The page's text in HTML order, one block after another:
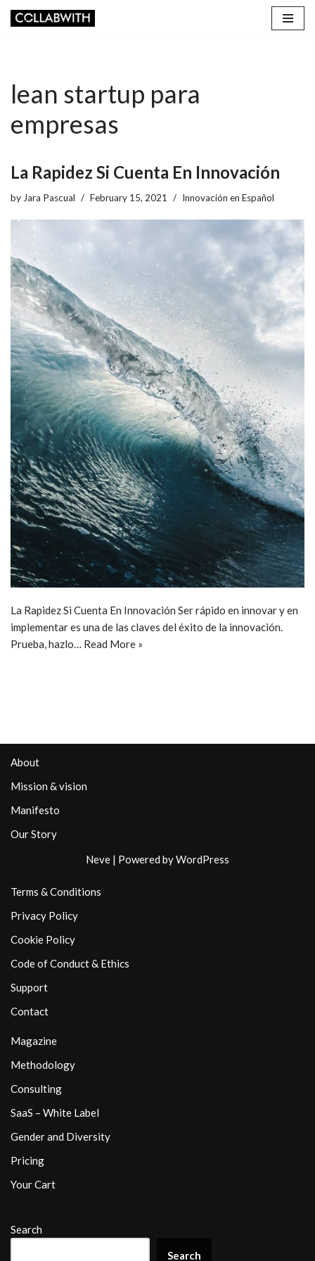
lean startup para
empresas
La Rapidez Si Cuenta En Innovación
by Jara Pascual February 15, 2021 Innovación en Español
La Rapidez Si Cuenta En Innovación Ser rápido en innovar y en
implementar es una de las claves del éxito de la innovación.
Prueba, hazlo… Read More »
About
Mission & vision
Manifesto
Our Story
Neve | Powered byWordPress
Terms & Conditions
Privacy Policy
Cookie Policy
Code of Conduct & Ethics
Support
Contact
Magazine
Methodology
Consulting
SaaS – White Label
Gender and Diversity
Pricing
Your Cart
Search
Search